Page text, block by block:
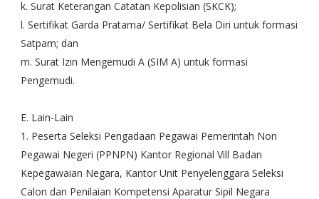
k. Surat Keterangan Catatan Kepolisian (SKCK);
l. Sertifikat Garda Pratama/ Sertifikat Bela Diri untuk formasi
Satpam; dan
m. Surat Izin Mengemudi A (SIM A) untuk formasi
Pengemudi.
E. Lain-Lain
1. Peserta Seleksi Pengadaan Pegawai Pemerintah Non
Pegawai Negeri (PPNPN) Kantor Regional Vill Badan
Kepegawaian Negara, Kantor Unit Penyelenggara Seleksi
Calon dan Penilaian Kompetensi Aparatur Sipil Negara